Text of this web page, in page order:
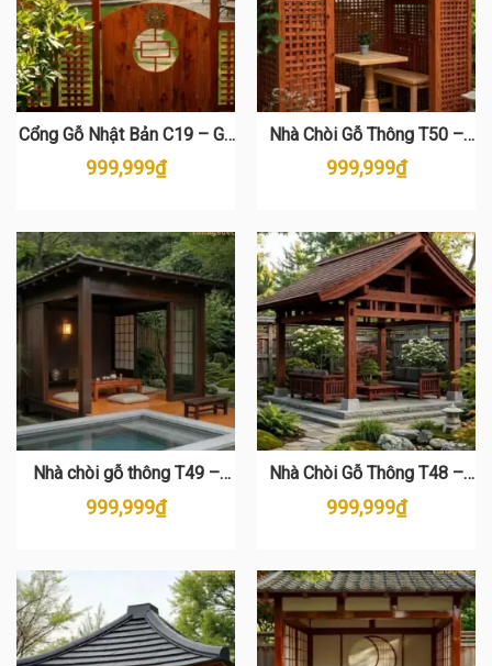
Cổng Gỗ Nhật Bản C19 – Gỗ
Thông Tự Nhiên Cao Cấp
999,999₫
Nhà Chòi Gỗ Thông T50 –
Thiết Kế Sân Vườn Đẳng
Cấp
999,999₫
Nhà chòi gỗ thông T49 –
Thiết kế Zen Nhật Bản Đẹp &
Bền
999,999₫
Nhà Chòi Gỗ Thông T48 –
Phong Cách Nhật Bản Sang
Trọng
999,999₫